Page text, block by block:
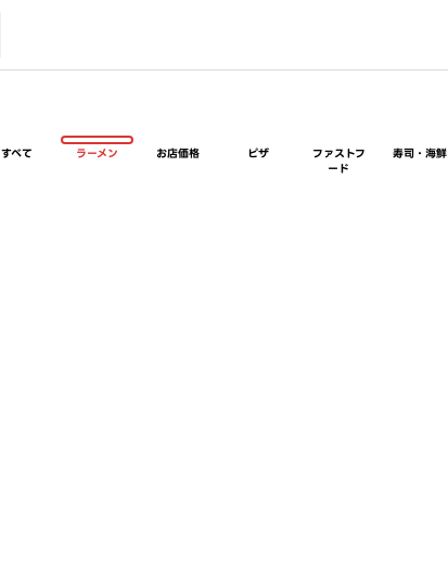
すべて ラーメン お店価格 ピザ
ファストフ
ード
寿司・海鮮